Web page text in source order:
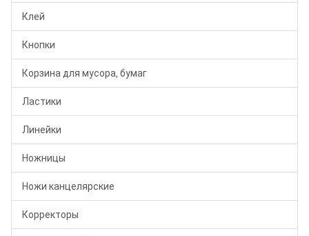
Клей
Кнопки
Корзина для мусора, бумаг
Ластики
Линейки
Ножницы
Ножи канцелярские
Корректоры